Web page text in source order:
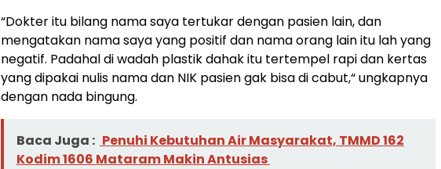
“Dokter itu bilang nama saya tertukar dengan pasien lain, dan
mengatakan nama saya yang positif dan nama orang lain itu lah yang
negatif. Padahal di wadah plastik dahak itu tertempel rapi dan kertas
yang dipakai nulis nama dan NIK pasien gak bisa di cabut,“ ungkapnya
dengan nada bingung.
Baca Juga : Penuhi Kebutuhan Air Masyarakat, TMMD 162
Kodim 1606 Mataram Makin Antusias